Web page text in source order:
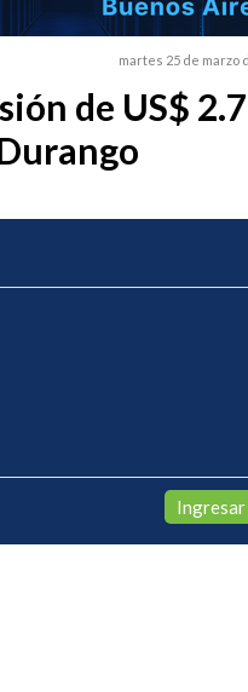
martes 25 de marzo
de US$